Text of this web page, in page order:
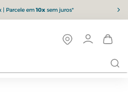
| Parcele em10xsem juros*